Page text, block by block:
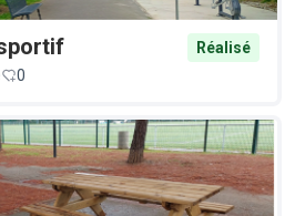
Réalisé
0